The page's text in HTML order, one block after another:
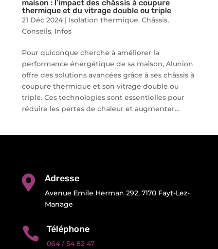
maison : l’impact des châssis à coupure
thermique et du vitrage double ou triple
21 Déc 2024| Isolation thermique, Châssis,
Conseils, Infos
Pour quiconque cherche à améliorer la
performance énergétique de sa maison, Alunion
offre des solutions avancées grâce à ses châssis à
coupure thermique et son vitrage double ou
triple. Ces technologies sont essentielles pour
réduire les pertes de chaleur et augmenter...
 Adresse
Avenue Emile Herman 292, 7170 Fayt-Lez-
Manage
 Téléphone
064 / 54 82 47